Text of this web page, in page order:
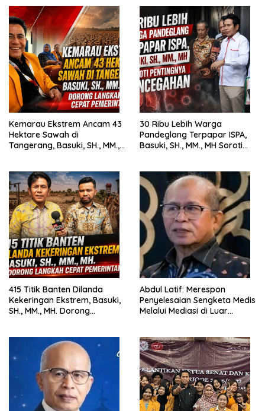
Kemarau Ekstrem Ancam 43
Hektare Sawah di
Tangerang, Basuki, SH., MM.,
30 Ribu Lebih Warga
Pandeglang Terpapar ISPA,
Basuki, SH., MM., MH Soroti
415 Titik Banten Dilanda
Kekeringan Ekstrem, Basuki,
SH., MM., MH. Dorong
Abdul Latif: Merespon
Penyelesaian Sengketa Medis
Melalui Mediasi di Luar